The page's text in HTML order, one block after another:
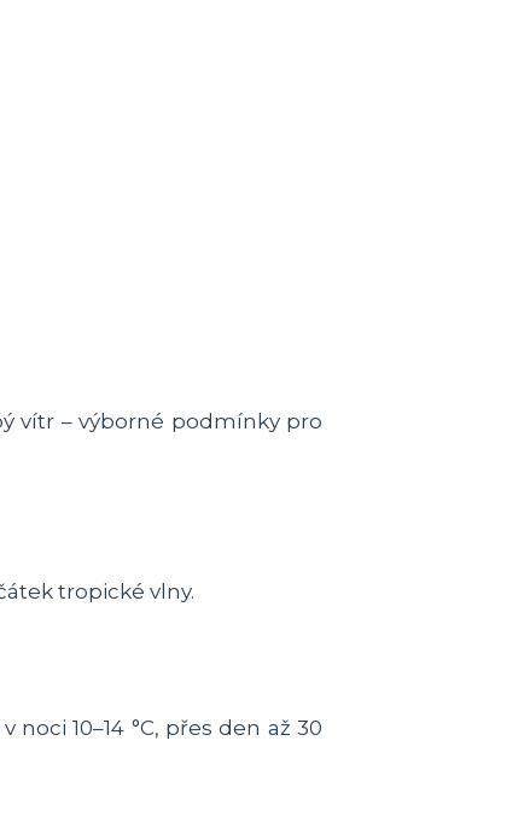
vítr – výborné podmínky pro
tropické vlny.
10–14 °C, přes den až 30